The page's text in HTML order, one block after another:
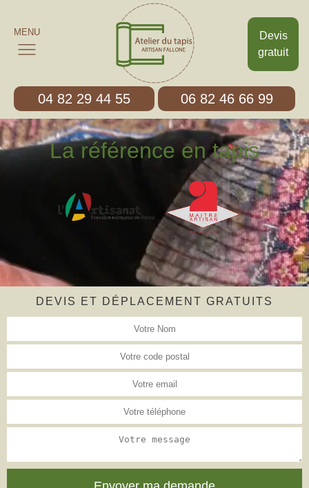
Devis
gratuit
MENU
04 82 29 44 55 06 82 46 66 99
La référence en tapis
DEVIS ET DÉPLACEMENT GRATUITS